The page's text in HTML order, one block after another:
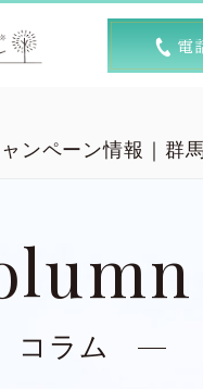
ンペーン情報｜群
コラム